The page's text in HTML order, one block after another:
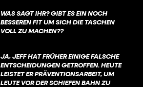
WAS SAGT IHR? GIBT ES EIN NOCH
BESSEREN FIT UM SICH DIE TASCHEN
VOLL ZU MACHEN??
JA, JEFF HAT FRÜHER EINIGE FALSCHE
ENTSCHEIDUNGEN GETROFFEN. HEUTE
LEISTET ER PRÄVENTIONSARBEIT, UM
LEUTE VOR DER SCHIEFEN BAHN ZU